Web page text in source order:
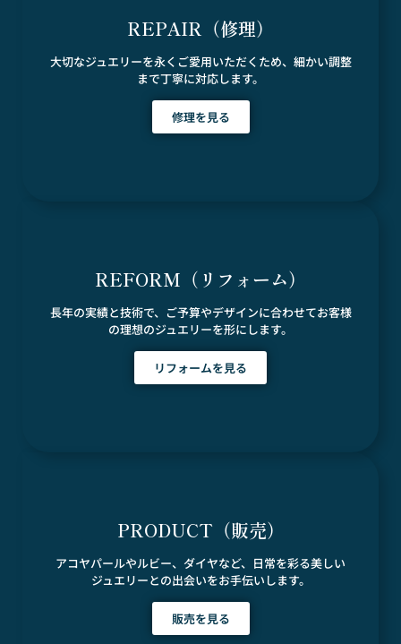
REPAIR（修理）
大切なジュエリーを永くご愛用いただくため、細かい調整
まで丁寧に対応します。
修理を見る
REFORM（リフォーム）
長年の実績と技術で、ご予算やデザインに合わせてお客様
の理想のジュエリーを形にします。
リフォームを見る
PRODUCT（販売）
アコヤパールやルビー、ダイヤなど、日常を彩る美しい
ジュエリーとの出会いをお手伝いします。
販売を見る